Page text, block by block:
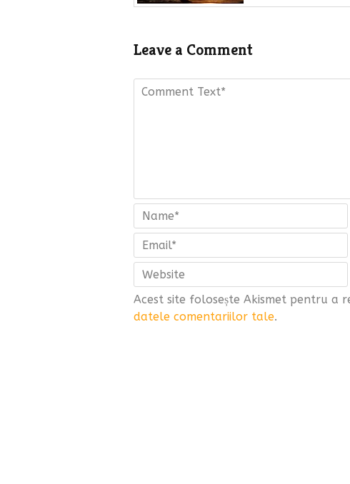
Leave a Comment
Acest site folosește Akismet pentru a
datele comentariilor tale.